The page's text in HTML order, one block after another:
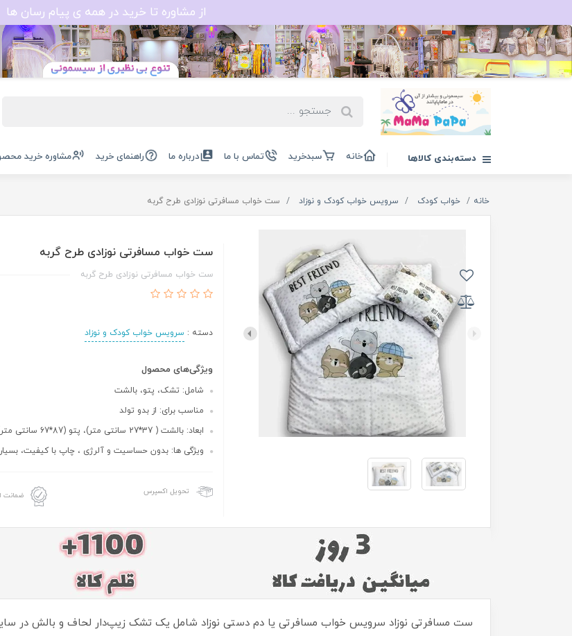
از مشاوره تا خرید در همه ی پیام رسان ها
دسته‌بندی کالاها خانه سبدخرید تماس با ما درباره ما راهنمای خرید مشاوره خرید
خانه خواب کودک سرویس خواب کودک و نوزاد ست خواب مسافرتی نوزادی طرح گربه
ست خواب مسافرتی نوزادی طرح گربه
ست خواب مسافرتی نوزادی طرح گربه
دسته : سرویس خواب کودک و نوزاد
ویژگی‌های محصول
شامل: تشک، پتو، بالشت
مناسب برای: از بدو تولد
ابعاد: بالشت ( 37*27 سانتی متر)، پتو (87*67 سانتی متر)، ت...
ویژگی ها: بدون حساسیت و آلرژی ، چاپ با کیفیت،
تحویل اکسپرس ضمانت
ست مسافرتی نوزاد سرویس خواب مسافرتی یا دم دستی نوزاد شامل یک تشک زیپ‌دار لحاف و بالش